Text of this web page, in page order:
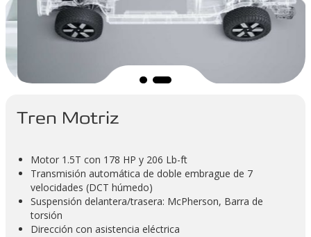
Tren Motriz
Motor 1.5T con 178 HP y 206 Lb-ft
Transmisión automática de doble embrague de 7
velocidades (DCT húmedo)
Suspensión delantera/trasera: McPherson, Barra de
torsión
Dirección con asistencia eléctrica